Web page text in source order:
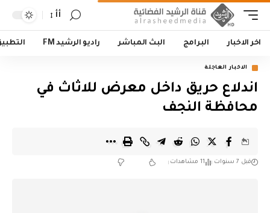
أأ
اخر الاخبار البرامج البث المباشر راديو الرشيد FM
الاخبار العاجلة
اندلاع حريق داخل معرض للاثاث في
محافظة النجف
قبل 7 سنوات 11 مشاهدات